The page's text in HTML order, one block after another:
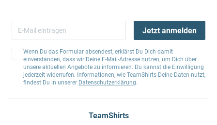
Jetzt anmelden
Wenn Du das Formular absendest, erklärst Du Dich damit
einverstanden, dass wir Deine E-Mail-Adresse nutzen, um Dich über
unsere aktuellen Angebote zu informieren. Du kannst die Einwilligung
jederzeit widerrufen. Informationen, wie TeamShirts Deine Daten nutzt,
findest Du in unserer Datenschutzerklärung.
TeamShirts